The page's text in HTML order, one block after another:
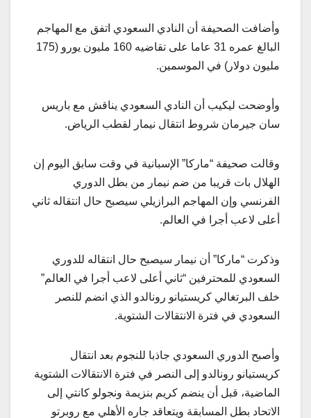
وأضافت الصحيفة أن النادي السعودي اتفق مع المهاجم
البالغ عمره 31 عاما على تقاضيه 160 مليون يورو (175
مليون دولار) في الموسمين.
وأوضحت ليكيب أن النادي السعودي يناقش مع باريس
سان جيرمان شروط انتقال نيمار لقطب الرياض.
وقالت صحيفة “ماركا” الإسبانية في وقت سابق اليوم إن
الهلال بات قريبا من ضم نيمار من بطل الدوري
الفرنسي وإن المهاجم البرازيلي سيصبح حال انتقاله ثاني
أعلى لاعب أجرا في العالم.
وذكرت “ماركا” أن نيمار سيصبح حال انتقاله للدوري
السعودي للمحترفين “ثاني أعلى لاعب أجرا في العالم”
خلف البرتغالي كريستيانو رونالدو الذي انضم للنصر
السعودي في فترة الانتقالات الشتوية.
وأصبح الدوري السعودي جاذبا للنجوم بعد انتقال
كريستيانو رونالدو إلى النصر في فترة الانتقالات الشتوية
الماضية، قبل أن ينضم كريم بنزيمة ونجولو كانتي إلى
الاتحاد بطل المسابقة ويتعاقد جاره الأهلي مع روبرتو